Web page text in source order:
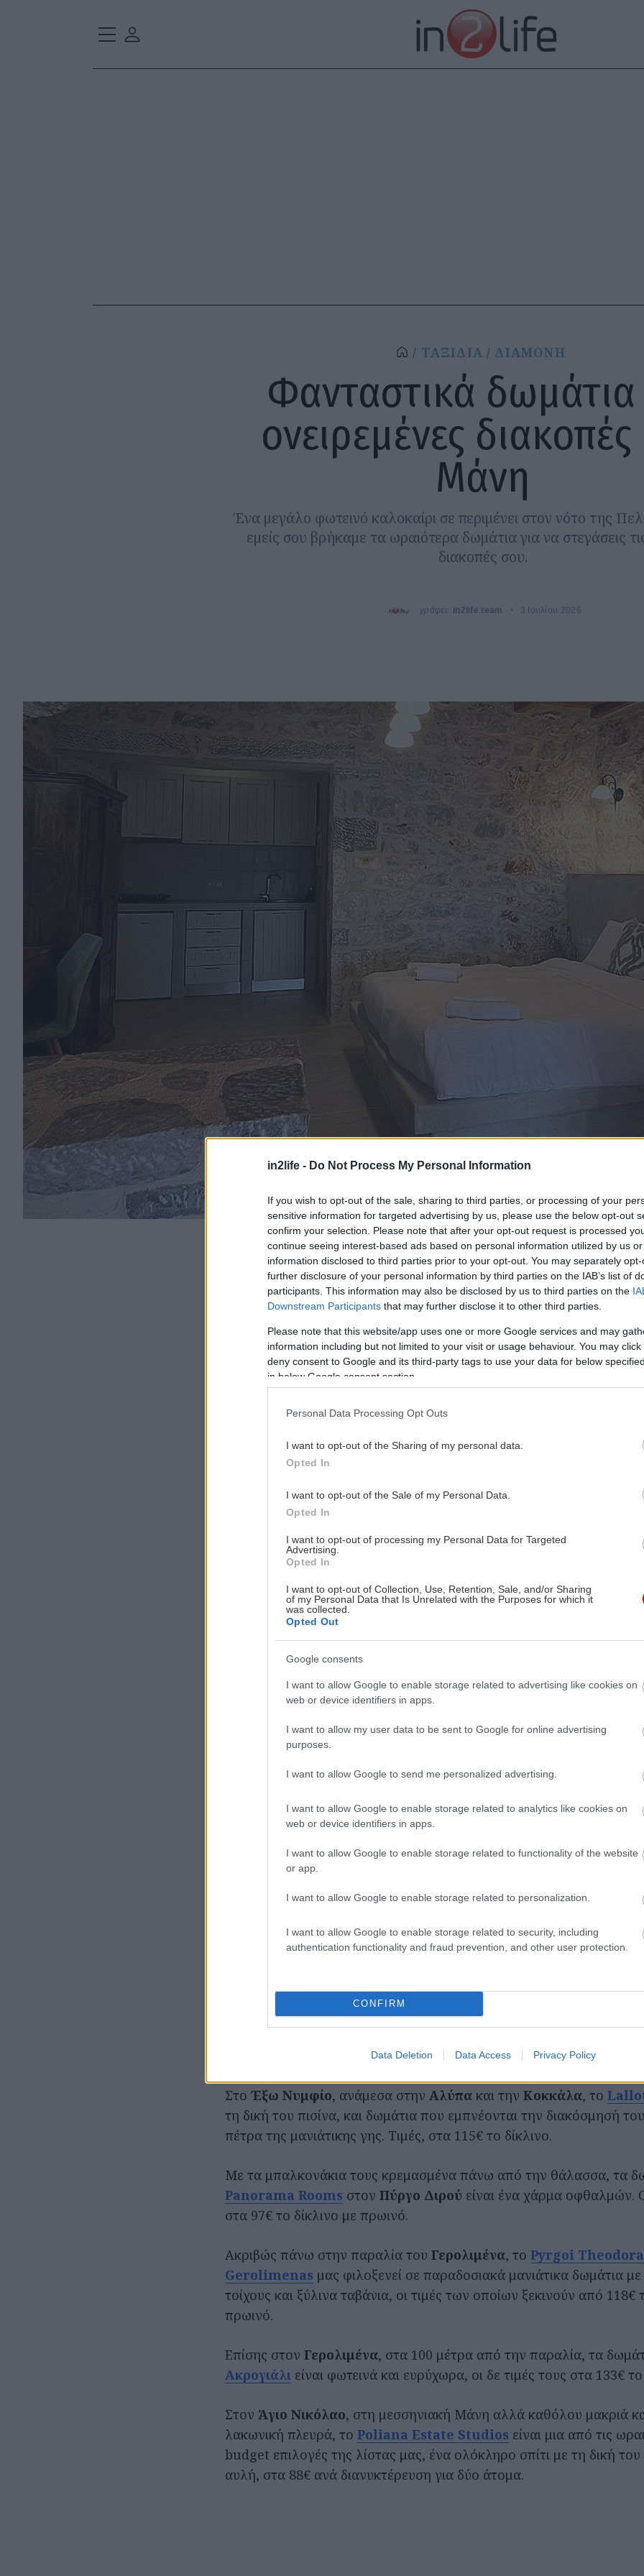
in2life - Do Not Process My Personal Information
If you wish to opt-out of the sale, sharing to third parties, or processing of your
sensitive information for targeted advertising by us, please use the below opt-out
confirm your selection. Please note that after your opt-out request is processed
continue seeing interest-based ads based on personal information utilized by us
information disclosed to third parties prior to your opt-out. You may separately
further disclosure of your personal information by third parties on the IAB’s list of
participants. This information may also be disclosed by us to third parties on the
Downstream Participants that may further disclose it to other third parties.
Please note that this website/app uses one or more Google services and may
information including but not limited to your visit or usage behaviour. You may
deny consent to Google and its third-party tags to use your data for below
in below Google consent section.
Personal Data Processing Opt Outs
I want to opt-out of the Sharing of my personal data.
Opted In
I want to opt-out of the Sale of my Personal Data.
Opted In
I want to opt-out of processing my Personal Data for Targeted
Advertising.
Opted In
I want to opt-out of Collection, Use, Retention, Sale, and/or Sharing
of my Personal Data that Is Unrelated with the Purposes for which it
was collected.
Opted Out
Google consents
I want to allow Google to enable storage related to advertising like cookies on
web or device identifiers in apps.
I want to allow my user data to be sent to Google for online advertising
purposes.
I want to allow Google to send me personalized advertising.
I want to allow Google to enable storage related to analytics like cookies on
web or device identifiers in apps.
I want to allow Google to enable storage related to functionality of the website
or app.
I want to allow Google to enable storage related to personalization.
I want to allow Google to enable storage related to security, including
authentication functionality and fraud prevention, and other user protection.
CONFIRM
Data Deletion Data Access Privacy Policy
ΤΑΞΙΔΙΑ ΔΙΑΜΟΝΗ
Φανταστικά δωμάτια
ονειρεμένες
Μάνη
Ένα μεγάλο φωτεινό καλοκαίρι σε περιμένει στον νότο της
εμείς σου βρήκαμε τα ωραιότερα δωμάτια για να στεγάσεις
διακοπές σου.
γράφει: in2life team 3 Ιουλίου 2026
Achelatis Traditional Guest House, στην Αρεόπολη
Α
θυμάρι, θέα στη θάλασσα που λαμπυρίζει ως τον
απογεύματα. Κάπως έτσι είναι και τα δωμάτια που
πισίνες, πρωινά και μπαλκόνια για να χαζεύεις το υπερθέαμα της
Από το Πόρτο Κάγιο ως τη Βάθεια, αυτά είναι μερικά από τα
(*) Οι τιμές αφορούν Σαββατοκύριακα του Ιουλίου και του
Πανέμορφα, ευρύχωρα και αυθεντικά μανιάτικα είναι τα δωμάτια του
Στο Έξω Νυμφίο, ανάμεσα στην Αλύπακαι την Κοκκάλα, το
τη δική του πισίνα, και δωμάτια που εμπνέονται την διακόσμησή
πέτρα της μανιάτικης γης. Τιμές, στα 115€ το δίκλινο.
Με τα μπαλκονάκια τους κρεμασμένα πάνω από την θάλασσα, τα
Panorama Rooms στον Πύργο Διρού είναι ένα χάρμα οφθαλμών.
στα 97€ το δίκλινο με πρωινό.
Ακριβώς πάνω στην παραλία του Γερολιμένα, το Pyrgoi
Gerolimenas μας φιλοξενεί σε παραδοσιακά μανιάτικα δωμάτια με
τοίχους και ξύλινα ταβάνια, οι τιμές των οποίων ξεκινούν από 118€
πρωινό.
Επίσης στον Γερολιμένα, στα 100 μέτρα από την παραλία, τα
Ακρογιάλιείναι φωτεινά και ευρύχωρα, οι δε τιμές τους στα 133€ το
Στον Άγιο Νικόλαο, στη μεσσηνιακή Μάνη αλλά καθόλου μακριά
λακωνική πλευρά, το Poliana Estate Studios είναι μια από τις
budget επιλογές της λίστας μας, ένα ολόκληρο σπίτι με τη δική του
αυλή, στα 88€ ανά διανυκτέρευση για δύο άτομα.